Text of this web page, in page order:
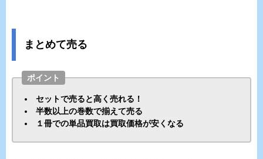
まとめて売る
ポイント
セットで売ると高く売れる！
半数以上の巻数で揃えて売る
１冊での単品買取は買取価格が安くなる